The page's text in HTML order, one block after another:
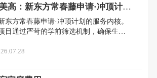
沟通能力、批判性思维和团队协
学会主动学习和深度思考。
活
高：新东方常春藤申请·冲顶计划
供定制化升读解决方案
东方常春藤申请·冲顶计划的服务内核。
目通过严苛的学前筛选机制，确保生源